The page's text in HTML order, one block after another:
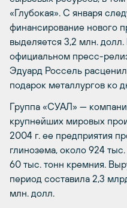
«Глубокая». С января
финансирование нового
выделяется 3,2 млн. долл.
официальном пресс-
Эдуард Россель
подарок металлургов ко
Группа «СУАЛ» —
крупнейших мировых
2004 г. ее предприятия
глинозема, около 924
60 тыс. тонн кремния.
период составила 2,3
млн. долл.